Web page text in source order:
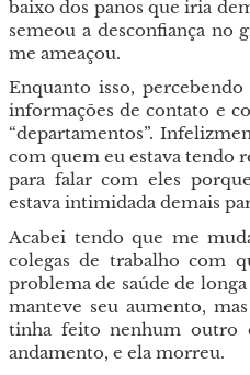
baixo dos panos que iria
semeou a desconfiança no
me ameaçou.
Enquanto isso,
informações de contato e
“departamentos”.
com quem eu estava tendo
para falar com eles
estava intimidada demais
Acabei tendo que me
colegas de trabalho com
problema de saúde de
manteve seu aumento,
tinha feito nenhum outro
andamento, e ela morreu.